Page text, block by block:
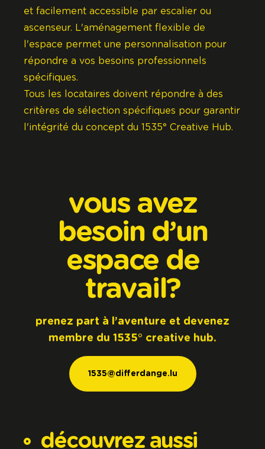
et facilement accessible par escalier ou
ascenseur. L'aménagement flexible de
l'espace permet une personnalisation pour
répondre a vos besoins professionnels
spécifiques.
Tous les locataires doivent répondre à des
critères de sélection spécifiques pour garantir
l'intégrité du concept du 1535° Creative Hub.
vous avez
besoin d’un
espace de
travail?
prenez part à l’aventure et devenez
membre du 1535° creative hub.
1535@differdange.lu
découvrez aussi